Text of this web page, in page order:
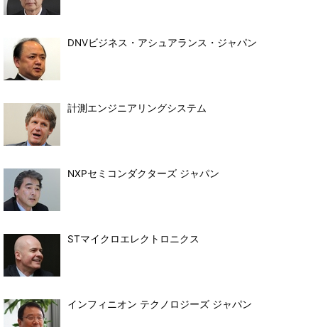
DNVビジネス・アシュアランス・ジャパン
計測エンジニアリングシステム
NXPセミコンダクターズ ジャパン
STマイクロエレクトロニクス
インフィニオン テクノロジーズ ジャパン